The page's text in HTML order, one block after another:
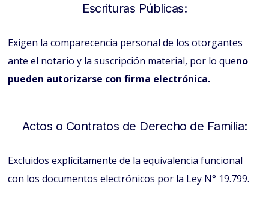
Escrituras Públicas:
Exigen la comparecencia personal de los otorgantes
ante el notario y la suscripción material, por lo queno
pueden autorizarse con firma electrónica.
Actos o Contratos de Derecho de Familia:
Excluidos explícitamente de la equivalencia funcional
con los documentos electrónicos por la Ley N° 19.799.